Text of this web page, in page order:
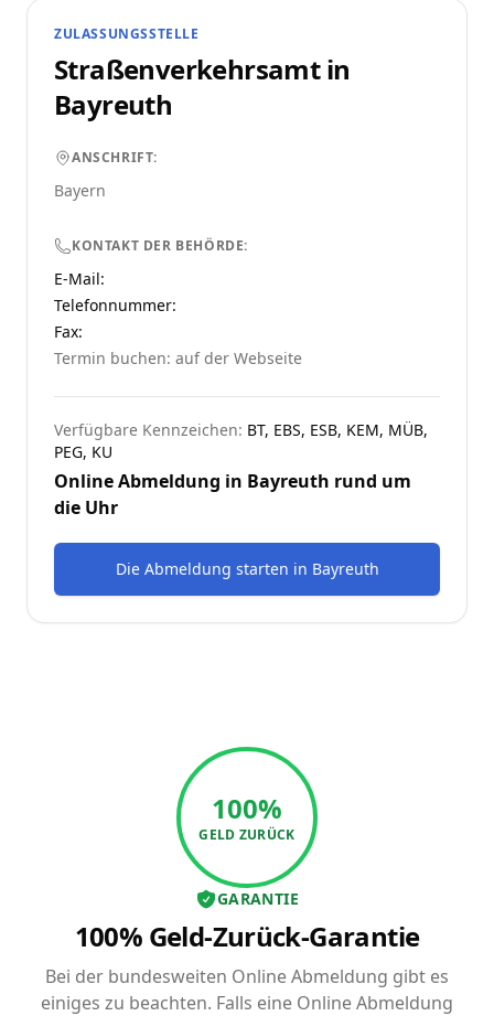
ZULASSUNGSSTELLE
Straßenverkehrsamt in
Bayreuth
ANSCHRIFT:
Bayern
KONTAKT DER BEHÖRDE:
E-Mail:
Telefonnummer:
Fax:
Termin buchen: auf der Webseite
Verfügbare Kennzeichen: BT, EBS, ESB, KEM, MÜB,
PEG, KU
Online Abmeldung in Bayreuth rund um
die Uhr
Die Abmeldung starten in Bayreuth
100%
GELD ZURÜCK
GARANTIE
100% Geld-Zurück-Garantie
Bei der bundesweiten Online Abmeldung gibt es
einiges zu beachten. Falls eine Online Abmeldung